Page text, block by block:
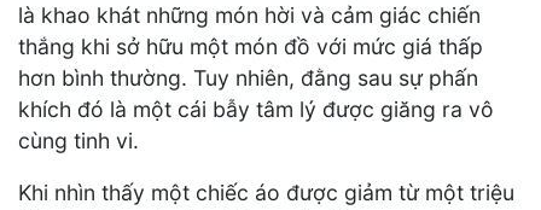
là khao khát những món hời và cảm giác chiến
thắng khi sở hữu một món đồ với mức giá thấp
hơn bình thường. Tuy nhiên, đằng sau sự phấn
khích đó là một cái bẫy tâm lý được giăng ra vô
cùng tinh vi.
Khi nhìn thấy một chiếc áo được giảm từ một triệu